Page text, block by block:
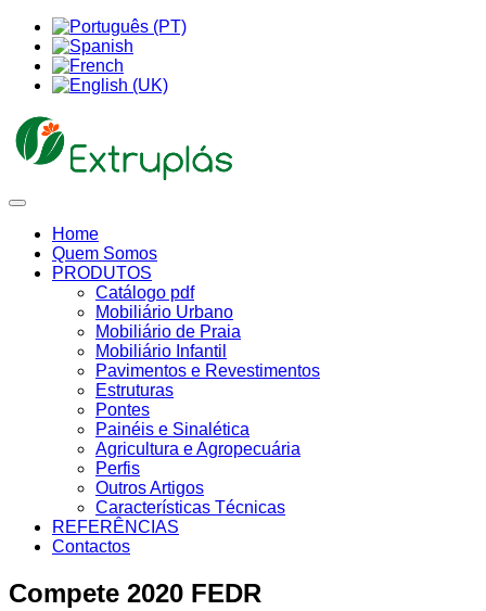
Home
Quem Somos
PRODUTOS
Catálogo pdf
Mobiliário Urbano
Mobiliário de Praia
Mobiliário Infantil
Pavimentos e Revestimentos
Estruturas
Pontes
Painéis e Sinalética
Agricultura e Agropecuária
Perfis
Outros Artigos
Características Técnicas
REFERÊNCIAS
Contactos
Compete 2020 FEDR